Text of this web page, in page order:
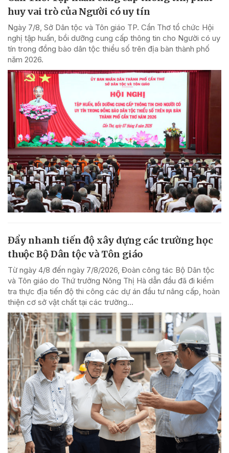
huy vai trò của Người có uy tín
Ngày 7/8, Sở Dân tộc và Tôn giáo TP. Cần Thơ tổ chức Hội
nghị tập huấn, bồi dưỡng cung cấp thông tin cho Người có uy
tín trong đồng bào dân tộc thiểu số trên địa bàn thành phố
năm 2026.
Đẩy nhanh tiến độ xây dựng các trường học
thuộc Bộ Dân tộc và Tôn giáo
Từ ngày 4/8 đến ngày 7/8/2026, Đoàn công tác Bộ Dân tộc
và Tôn giáo do Thứ trưởng Nông Thị Hà dẫn đầu đã đi kiểm
tra thực địa tiến độ thi công các dự án đầu tư nâng cấp, hoàn
thiện cơ sở vật chất tại các trường...